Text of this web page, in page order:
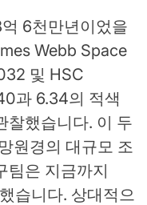
6천만년이었을
Webb Space
및 HSC
과 6.34의 적색
찰했습니다. 이 두
원경의 대규모 조
팀은 지금까지
습니다. 상대적으